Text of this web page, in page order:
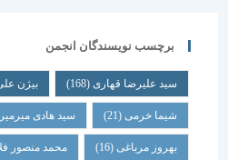
برچسب نویسندگان انجمن
سید علیرضا قهاری(168) بیژن علی آبادی(31)
شیما خرمی(21) سید هادی میرمیران(18)
بهروز مرباغی (16) محمد منصور فلامکی (16)